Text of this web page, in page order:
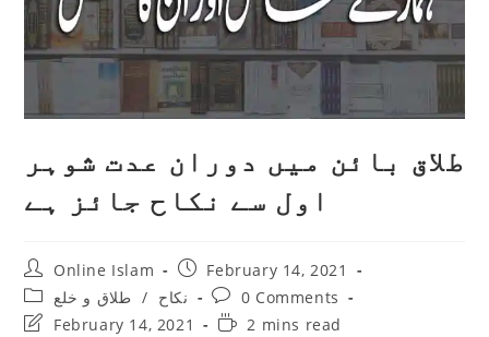
طلاق بائن میں دوران عدت شوہر
اول سے نکاح جائز ہے
Post
author:
Online Islam
Post
published:
February 14, 2021
Post
category:
نکاح / طلاق و خلع
Post
comments:
0 Comments
PostFebruary 14, 2021
Reading2 mins read